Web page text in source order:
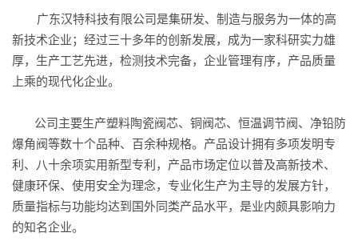
联系我们
广东汉特科技有限公司是集研发、制造与服务为一体的高
新技术企业；经过三十多年的创新发展，成为一家科研实力雄
厚，生产工艺先进，检测技术完备，企业管理有序，产品质量
上乘的现代化企业。
公司主要生产塑料陶瓷阀芯、铜阀芯、恒温调节阀、净铅防
爆角阀等数十个品种、百余种规格。产品设计拥有多项发明专
利、八十余项实用新型专利，产品市场定位以普及高新技术、
健康环保、使用安全为理念，专业化生产为主导的发展方针，
质量指标与功能均达到国外同类产品水平，是业内颇具影响力
的知名企业。